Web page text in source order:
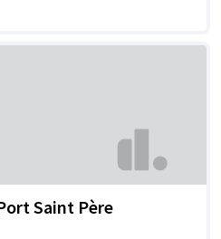
Saint Père